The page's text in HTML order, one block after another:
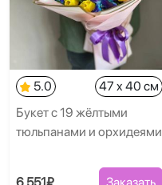
5.0
47 x 40 см
Букет с 19 жёлтыми
тюльпанами и орхидеями